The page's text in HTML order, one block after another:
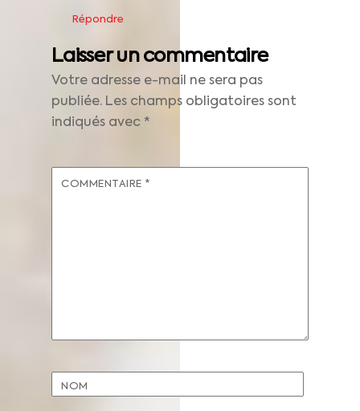
Répondre
Laisser un commentaire
Votre adresse e-mail ne sera pas
publiée. Les champs obligatoires sont
indiqués avec *
COMMENTAIRE *
NOM